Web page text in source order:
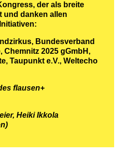
der als breite
und danken allen
Bundesverband
Chemnitz 2025 gGmbH,
Taupunkt e.V., Weltecho
flausen+
Heiki Ikkola